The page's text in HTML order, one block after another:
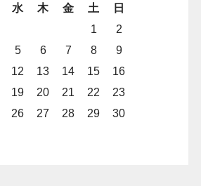
水 木 金 土
日
1
2
5 6 7 8
9
12 13 14 15
16
19 20 21 22
23
26 27 28 29
30